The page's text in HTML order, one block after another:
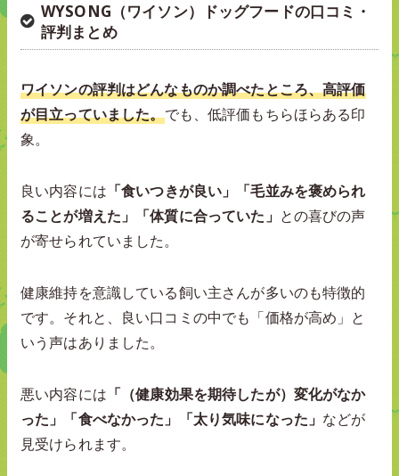
WYSONG（ワイソン）ドッグフードの口コミ・
評判まとめ
ワイソンの評判はどんなものか調べたところ、高評価
が目立っていました。でも、低評価もちらほらある印
象。
良い内容には 「食いつきが良い」「毛並みを褒められ
ることが増えた」「体質に合っていた」 との喜びの声
が寄せられていました。
健康維持を意識している飼い主さんが多いのも特徴的
です。それと、良い口コミの中でも「価格が高め」と
いう声はありました。
悪い内容には 「（健康効果を期待したが）変化がなか
った」「食べなかった」「太り気味になった」 などが
見受けられます。